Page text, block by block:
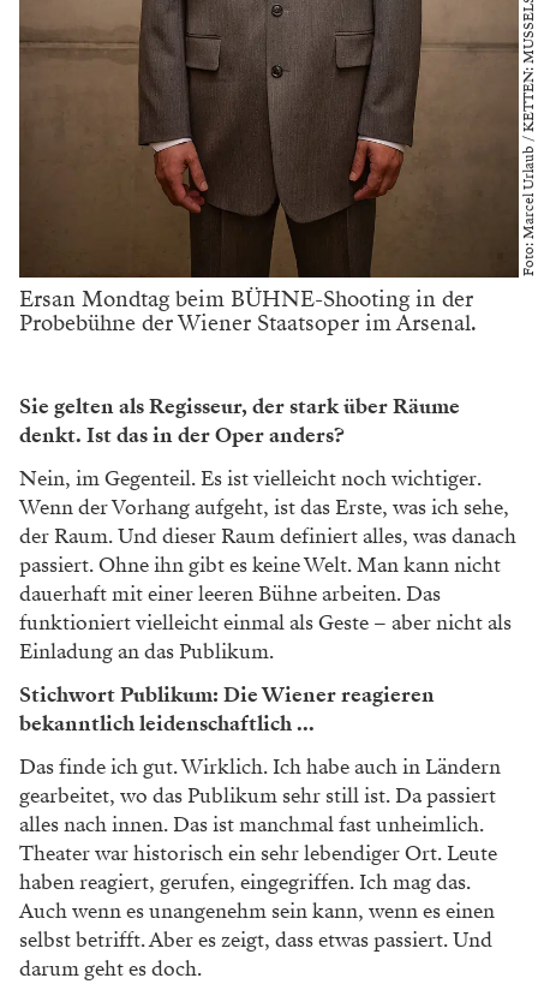
Ersan Mondtag beim BÜHNE-Shooting in der
Probebühne der Wiener Staatsoper im Arsenal.
Sie gelten als Regisseur, der stark über Räume
denkt. Ist das in der Oper anders?
Nein, im Gegenteil. Es ist vielleicht noch wichtiger.
Wenn der Vorhang aufgeht, ist das Erste, was ich sehe,
der Raum. Und dieser Raum definiert alles, was danach
passiert. Ohne ihn gibtes keine Welt. Man kann nicht
dauerhaft miteiner leeren Bühne arbeiten. Das
funktioniertvielleicht einmal als Geste – aber nicht als
Einladung an das Publikum.
Stichwort Publikum: Die Wiener reagieren
bekanntlich leidenschaftlich ...
Das finde ich gut. Wirklich. Ich habe auch inLändern
gearbeitet, wo das Publikum sehr still ist.Da passiert
alles nach innen. Das ist manchmal fast unheimlich.
Theater war historisch ein sehrlebendiger Ort. Leute
haben reagiert, gerufen, eingegriffen. Ich mag das.
Auch wenn es unangenehm sein kann, wenn es einen
selbst betrifft.Aber es zeigt, dass etwas passiert. Und
darumgeht es doch.